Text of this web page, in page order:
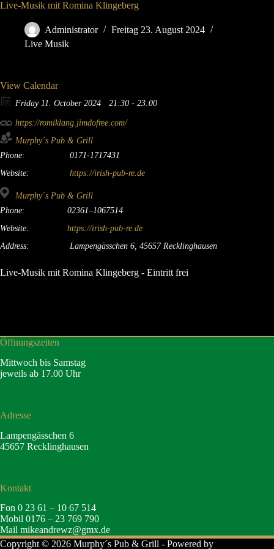
Live-Musik mit Romina Klingeberg
Administrator
Freitag 23. August 2024
Live Musik
View Calendar
Friday 11. October 2024 21:30 - 23:00
https://romiklang.jimdofree.com/
Murphy´s Pub & Grill
Phone:
0171-1717431
Website:
https://irish-pub-re.de
Murphy´s Pub & Grill
Phone:
02361–1067514
Website:
https://irish-pub-re.de
Address:
Lampengässchen 6, 45657 Recklinghausen
Live-Musik mit Romina Klingeberg - Eintritt frei
Öffnungszeiten
Mittwoch bis Samstag
jeweils ab 17.00 Uhr
Adresse
Lampengässchen 6
45657 Recklinghausen
Kontakt
Fon 0 23 61 – 10 67 514
Mobil 0176 – 23 769 790
Mail mikeandrewz@gmx.de
Copyright © 2026 Murphy´s Pub & Grill - Powered by